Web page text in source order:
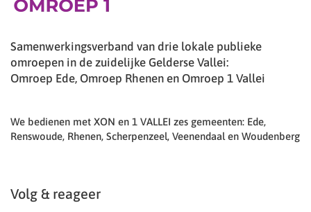
Samenwerkingsverband van drie lokale publieke
omroepen in de zuidelijke Gelderse Vallei:
Omroep Ede, Omroep Rhenen en Omroep 1 Vallei
We bedienen met XON en 1 VALLEI zes gemeenten: Ede,
Renswoude, Rhenen, Scherpenzeel, Veenendaal en Woudenberg
Volg & reageer